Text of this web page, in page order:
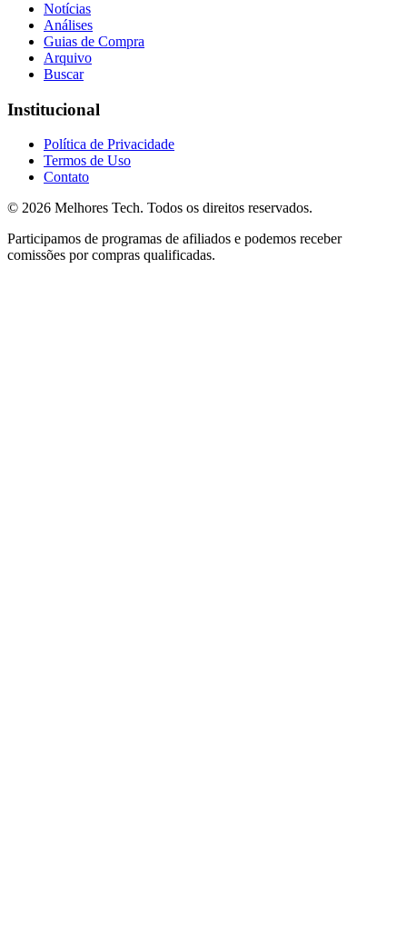
Notícias
Análises
Guias de Compra
Arquivo
Buscar
Institucional
Política de Privacidade
Termos de Uso
Contato
© 2026 Melhores Tech. Todos os direitos reservados.
Participamos de programas de afiliados e podemos receber
comissões por compras qualificadas.